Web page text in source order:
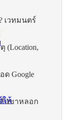
ให้
เวทมนตร์
(Location,
ด Google
สับขาหลอก